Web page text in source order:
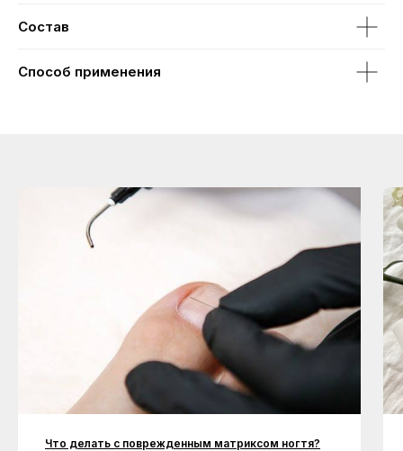
Состав
Способ применения
Что делать с поврежденным матриксом ногтя?